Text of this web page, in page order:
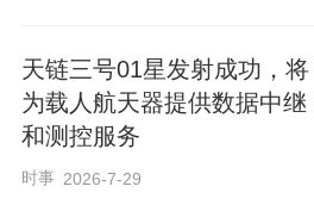
天链三号01星发射成功，将
为载人航天器提供数据中继
和测控服务
时事 2026-7-29